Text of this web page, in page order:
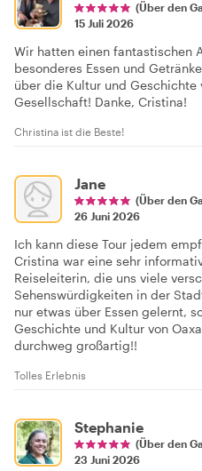
(Über den
15 Juli 2026
Wir hatten einen fantastischen
besonderes Essen und
über die Kultur und Geschichte
Gesellschaft! Danke, Cristina!
Christina ist die Beste!
Jane
(Über den
26 Juni 2026
Ich kann diese Tour jedem
Cristina war eine sehr
Reiseleiterin, die uns viele
Sehenswürdigkeiten in der
nur etwas über Essen gelernt,
Geschichte und Kultur von
durchweg großartig!!
Tolles Erlebnis
Stephanie
(Über den
23 Juni 2026